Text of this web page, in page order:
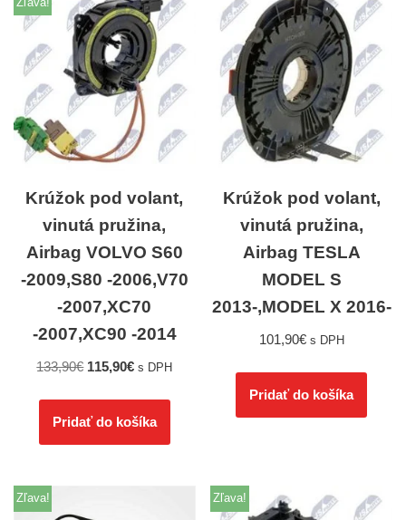
Krúžok pod volant,
vinutá pružina,
Airbag VOLVO S60
-2009,S80 -2006,V70
-2007,XC70
-2007,XC90 -2014
133,90€ 115,90€ s DPH
Pridať do košíka
Krúžok pod volant,
vinutá pružina,
Airbag TESLA
MODEL S
2013-,MODEL X 2016-
101,90€ s DPH
Pridať do košíka
Zľava! Zľava!